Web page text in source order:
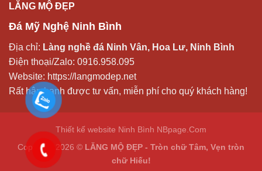
LĂNG MỘ ĐẸP
Đá Mỹ Nghệ Ninh Bình
Địa chỉ: Làng nghề đá Ninh Vân, Hoa Lư, Ninh Bình
Điện thoại/Zalo: 0916.958.095
Website: https://langmodep.net
Rất hân hạnh được tư vấn, miễn phí cho quý khách hàng!
Thiết kế website Ninh Bình NBpage.Com
Copyright 2026 © LĂNG MỘ ĐẸP - Tròn chữ Tâm, Vẹn tròn
chữ Hiếu!